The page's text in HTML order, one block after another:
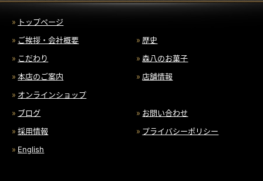
トップページ
ご挨拶・会社概要
歴史
こだわり
森八のお菓子
本店のご案内
店舗情報
オンラインショップ
ブログ
お問い合わせ
採用情報
プライバシーポリシー
English